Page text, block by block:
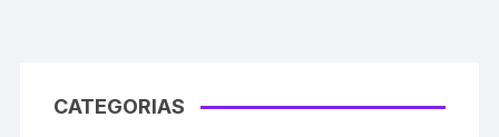
CATEGORIAS